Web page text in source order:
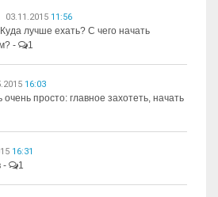
03.11.2015 11:56
лучше ехать? С чего начать
- 1
16:03
просто: главное захотеть, начать
16:31
- 1